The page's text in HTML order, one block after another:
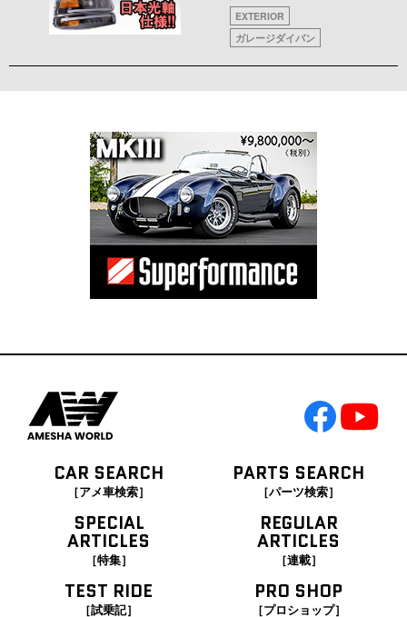
EXTERIOR
ガレージダイバン
CAR SEARCH
［アメ車検索］
PARTS SEARCH
［パーツ検索］
SPECIAL
ARTICLES
［特集］
REGULAR
ARTICLES
［連載］
TEST RIDE
［試乗記］
PRO SHOP
［プロショップ］